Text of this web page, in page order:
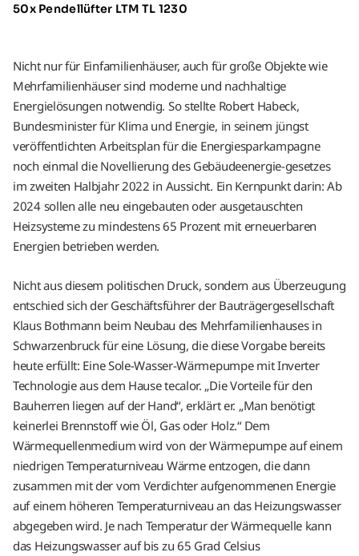
50x Pendellüfter LTM TL 1230
Nicht nur für Einfamilienhäuser, auch für große Objekte wie
Mehrfamilienhäuser sind moderne und nachhaltige
Energielösungen notwendig. So stellte Robert Habeck,
Bundesminister für Klima und Energie, in seinem jüngst
veröffentlichten Arbeitsplan für die Energiesparkampagne
noch einmal die Novellierung des Gebäudeenergie-gesetzes
im zweiten Halbjahr 2022 in Aussicht. Ein Kernpunkt darin: Ab
2024 sollen alle neu eingebauten oder ausgetauschten
Heizsysteme zu mindestens 65 Prozent mit erneuerbaren
Energien betrieben werden.
Nicht aus diesem politischen Druck, sondern aus Überzeugung
entschied sich der Geschäftsführer der Bauträgergesellschaft
Klaus Bothmann beim Neubau des Mehrfamilienhauses in
Schwarzenbruck für eine Lösung, die diese Vorgabe bereits
heute erfüllt: Eine Sole-Wasser-Wärmepumpe mit Inverter
Technologie aus dem Hause tecalor. „Die Vorteile für den
Bauherren liegen auf der Hand“, erklärt er. „Man benötigt
keinerlei Brennstoff wie Öl, Gas oder Holz.“ Dem
Wärmequellenmedium wird von der Wärmepumpe auf einem
niedrigen Temperaturniveau Wärme entzogen, die dann
zusammen mit der vom Verdichter aufgenommenen Energie
auf einem höheren Temperaturniveau an das Heizungswasser
abgegeben wird. Je nach Temperatur der Wärmequelle kann
das Heizungswasser auf bis zu 65 Grad Celsius